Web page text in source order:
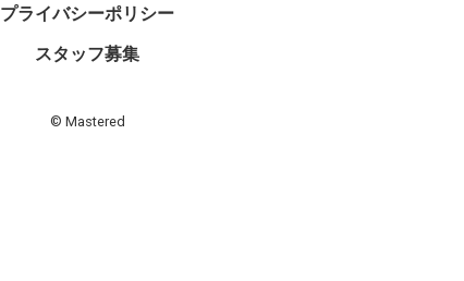
プライバシーポリシー
スタッフ募集
© Mastered